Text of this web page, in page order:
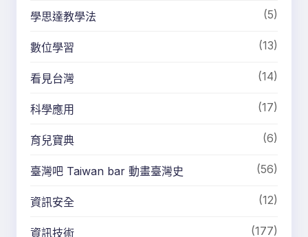
學思達教學法 (5)
數位學習 (13)
看見台灣 (14)
科學應用 (17)
育兒寶典 (6)
臺灣吧 Taiwan bar 動畫臺灣史 (56)
資訊安全 (12)
資訊技術 (177)